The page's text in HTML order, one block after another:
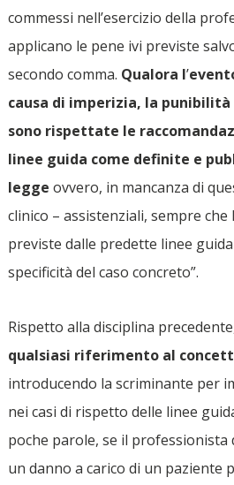
commessi nell’esercizio della
applicano le pene ivi previste
secondo comma. Qualora l’
causa di imperizia, la punibilità
sono rispettate le
linee guida come definite e
legge ovvero, in mancanza di
clinico – assistenziali, sempre
previste dalle predette linee
specificità del caso concreto”.
Rispetto alla disciplina
qualsiasi riferimento al
introducendo la scriminante per
nei casi di rispetto delle linee
poche parole, se il professionista
un danno a carico di un paziente